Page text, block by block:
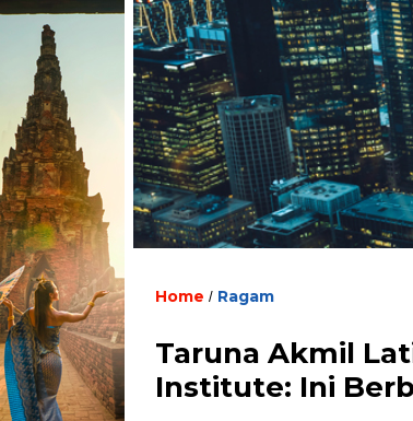
Home / Ragam
Taruna Akmil
Institute: Ini